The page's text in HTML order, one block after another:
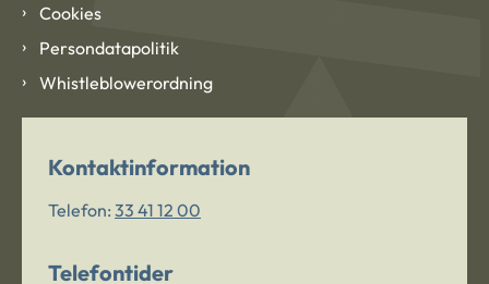
Cookies
Persondatapolitik
Whistleblowerordning
Kontaktinformation
Telefon: 33 41 12 00
Telefontider